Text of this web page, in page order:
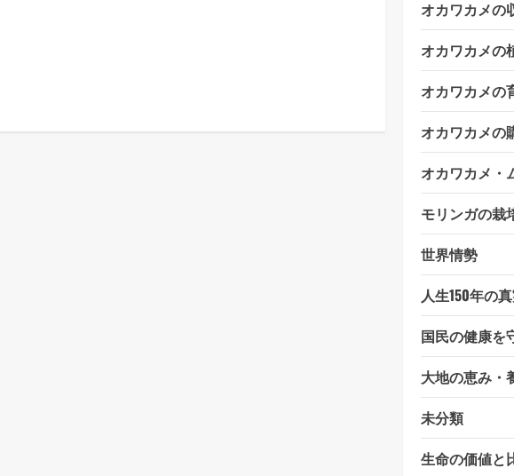
オカワカメの
オカワカメの
オカワカメの
オカワカメの
オカワカメ・
モリンガの栽
世界情勢
人生150年の
国民の健康を
大地の恵み・
未分類
生命の価値と